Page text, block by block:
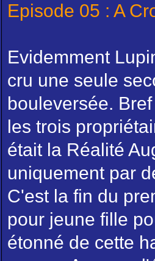
Episode 05 : A
Evidemment
cru une seule
bouleversée.
les trois
était la Réalité
uniquement par
C'est la fin du
pour jeune fille
étonné de cette